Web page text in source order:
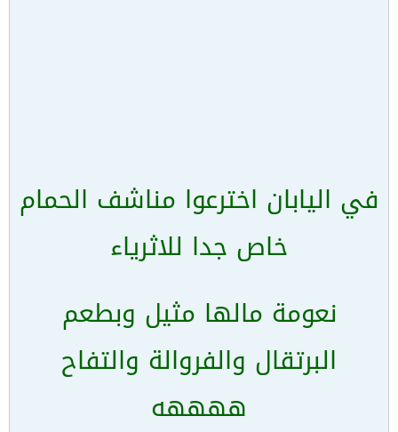
في اليابان اخترعوا مناشف الحمام
خاص جدا للاثرياء
نعومة مالها مثيل وبطعم
البرتقال والفروالة والتفاح
ههههه